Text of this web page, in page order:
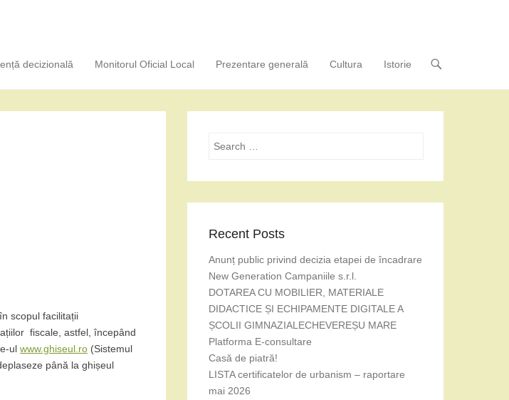
decizională Monitorul Oficial Local Prezentare generală Cultura Istorie
scopul facilitații
fiscale, astfel, începând
ul www.ghiseul.ro (Sistemul
până la ghișeul
Search
Recent Posts
Anunț public privind decizia etapei de încadrare
New Generation Campaniile s.r.l.
DOTAREA CU MOBILIER, MATERIALE
DIDACTICE ȘI ECHIPAMENTE DIGITALE A
ȘCOLII GIMNAZIALECHEVEREȘU MARE
Platforma E-consultare
Casă de piatră!
LISTA certificatelor de urbanism – raportare
mai 2026